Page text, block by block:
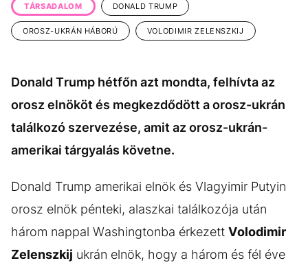
TÁRSADALOM DONALD TRUMP
OROSZ-UKRÁN HÁBORÚ VOLODIMIR ZELENSZKIJ
Donald Trump hétfőn azt mondta, felhívta az
orosz elnököt és megkezdődött a orosz-ukrán
találkozó szervezése, amit az orosz-ukrán-
amerikai tárgyalás követne.
Donald Trump amerikai elnök és Vlagyimir Putyin
orosz elnök pénteki, alaszkai találkozója után
három nappal Washingtonba érkezett Volodimir
Zelenszkij ukrán elnök, hogy a három és fél éve